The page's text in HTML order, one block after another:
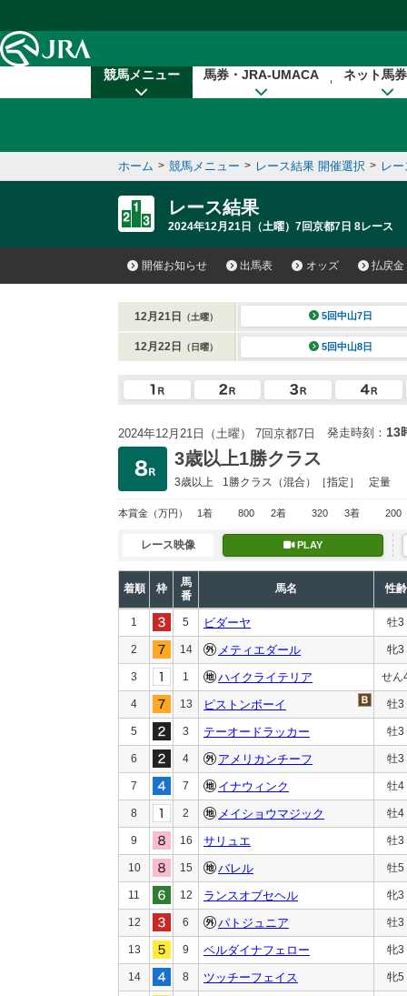
競馬メニュー 馬券・JRA-UMACA ネット馬
ホーム > 競馬メニュー > レース結果 開催選択 > レ
レース結果
2024年12月21日（土曜）7回京都7日 8レース
開催お知らせ 出馬表 オッズ 払戻金
12月21日 （土曜） 5回中山7日
12月22日 （日曜） 5回中山8日
2024年12月21日（土曜） 7回京都7日 発走時刻： 13
3歳以上1勝クラス
3歳以上 1勝クラス （混合）［指定］ 定量
本賞金 （万円） 1着 800 2着 320 3着 200
レース映像 PLAY
着順 枠
馬
番
馬名 性齢
1 5 ビダーヤ 牡3
2 14 メティエダール 牝3
3 1 ハイクライテリア せん
4 13 ピストンボーイ 牡3
5 3 テーオードラッカー 牡3
6 4 アメリカンチーフ 牡3
7 7 イナウィンク 牡4
8 2 メイショウマジック 牡4
9 16 サリュエ 牡3
10 15 バレル 牡5
11 12 ランスオブセヘル 牝3
12 6 パトジュニア 牡3
13 9 ベルダイナフェロー 牝3
14 8 ツッチーフェイス 牝5